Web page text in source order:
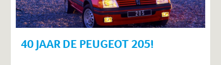
40 JAAR DE PEUGEOT 205!